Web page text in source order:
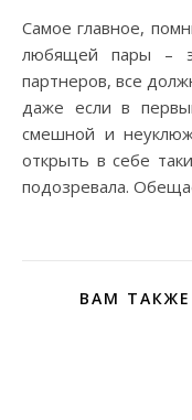
Самое главное,
любящей пары –
партнеров, все
даже если в
смешной и
открыть в себе
подозревала.
ВАМ